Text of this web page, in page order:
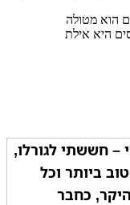
הוא מטולה
היא אילת
– חששתי לגורלו,
ביותר וכל
היקר, כחבר